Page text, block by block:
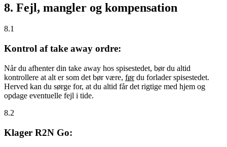
8. Fejl, mangler og kompensation
8.1
Kontrol af take away ordre:
Når du afhenter din take away hos spisestedet, bør du altid
kontrollere at alt er som det bør være, førdu forlader spisestedet.
Herved kan du sørge for, at du altid får det rigtige med hjem og
opdage eventuelle fejl i tide.
8.2
Klager R2N Go: